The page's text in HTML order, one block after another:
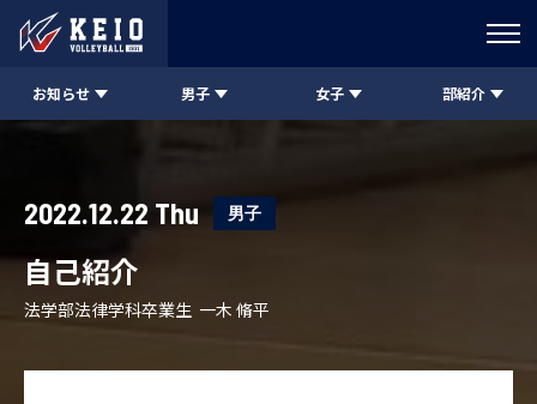
お知らせ 男子 女子 部紹介
2022.12.22 Thu 男子
自己紹介
法学部法律学科卒業生 一木 脩平